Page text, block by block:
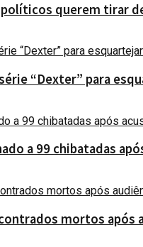
políticos querem tirar
“Dexter” para
a 99 chibatadas
mortos após